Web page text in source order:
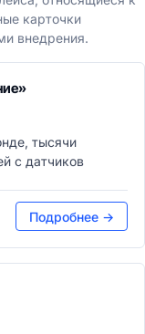
карточки
внедрения.
тысячи
с датчиков
Подробнее →